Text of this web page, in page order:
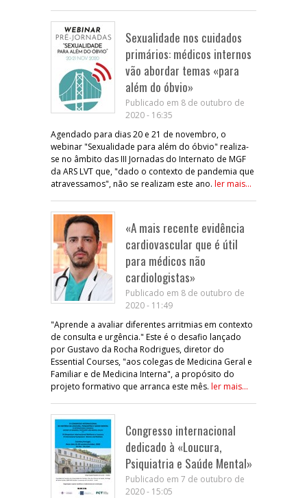
Sexualidade nos cuidados
primários: médicos internos
vão abordar temas «para
além do óbvio»
Publicado em 8 de outubro de
2020 - 16:35
Agendado para dias 20 e 21 de novembro, o
webinar "Sexualidade para além do óbvio" realiza-
se no âmbito das III Jornadas do Internato de MGF
da ARS LVT que, "dado o contexto de pandemia que
atravessamos", não se realizam este ano. ler mais...
«A mais recente evidência
cardiovascular que é útil
para médicos não
cardiologistas»
Publicado em 8 de outubro de
2020 - 11:49
"Aprende a avaliar diferentes arritmias em contexto
de consulta e urgência." Este é o desafio lançado
por Gustavo da Rocha Rodrigues, diretor do
Essential Courses, "aos colegas de Medicina Geral e
Familiar e de Medicina Interna", a propósito do
projeto formativo que arranca este mês. ler mais...
Congresso internacional
dedicado à «Loucura,
Psiquiatria e Saúde Mental»
Publicado em 7 de outubro de
2020 - 15:05